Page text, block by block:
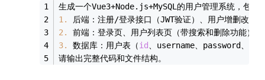
生成一个Vue3+Node.js+MySQL的用户管理系统，包含
1.
后端：注册/登录接口（JWT验证）、用户增删改查
2.
前端：登录页、用户列表页（带搜索和删除功能）
3.
数据库：用户表（id
、username、password、
请输出完整代码和文件结构。